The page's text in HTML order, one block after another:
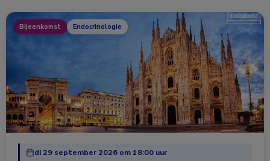
Bijeenkomst Endocrinologie
di 29 september 2026 om 18:00 uur